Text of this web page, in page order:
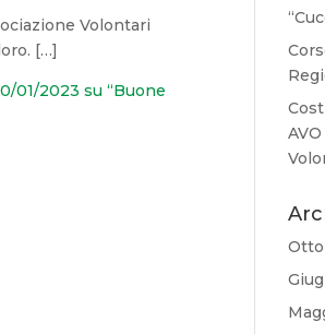
Volontari
[…]​
01/2023 su “Buone